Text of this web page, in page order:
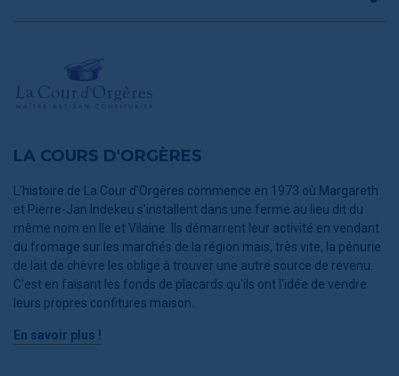
LA COURS D'ORGÈRES
L'histoire de La Cour d'Orgères commence en 1973 où Margareth
et Pierre-Jan Indekeu s'installent dans une ferme au lieu dit du
même nom en Ile et Vilaine. Ils démarrent leur activité en vendant
du fromage sur les marchés de la région mais, très vite, la pénurie
de lait de chèvre les oblige à trouver une autre source de revenu.
C'est en faisant les fonds de placards qu'ils ont l'idée de vendre
leurs propres confitures maison.
En savoir plus !